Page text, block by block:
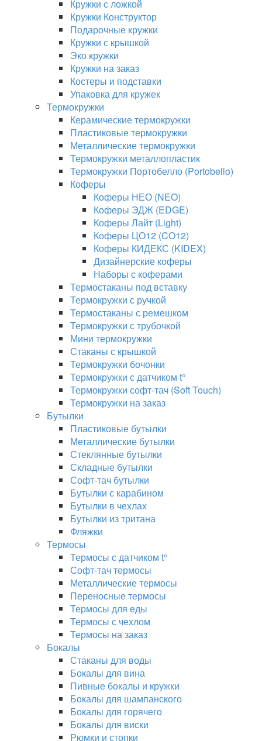
Кружки с ложкой
Кружки Конструктор
Подарочные кружки
Кружки с крышкой
Эко кружки
Кружки на заказ
Костеры и подставки
Упаковка для кружек
Термокружки
Керамические термокружки
Пластиковые термокружки
Металлические термокружки
Термокружки металлопластик
Термокружки Портобелло (Portobello)
Коферы
Коферы НЕО (NEO)
Коферы ЭДЖ (EDGE)
Коферы Лайт (Light)
Коферы ЦО12 (CO12)
Коферы КИДЕКС (KIDEX)
Дизайнерские коферы
Наборы с коферами
Термостаканы под вставку
Термокружки с ручкой
Термостаканы с ремешком
Термокружки с трубочкой
Мини термокружки
Стаканы с крышкой
Термокружки бочонки
Термокружки с датчиком t°
Термокружки софт-тач (Soft Touch)
Термокружки на заказ
Бутылки
Пластиковые бутылки
Металлические бутылки
Стеклянные бутылки
Складные бутылки
Софт-тач бутылки
Бутылки с карабином
Бутылки в чехлах
Бутылки из тритана
Фляжки
Термосы
Термосы с датчиком t°
Софт-тач термосы
Металлические термосы
Переносные термосы
Термосы для еды
Термосы с чехлом
Термосы на заказ
Бокалы
Стаканы для воды
Бокалы для вина
Пивные бокалы и кружки
Бокалы для шампанского
Бокалы для горячего
Бокалы для виски
Рюмки и стопки